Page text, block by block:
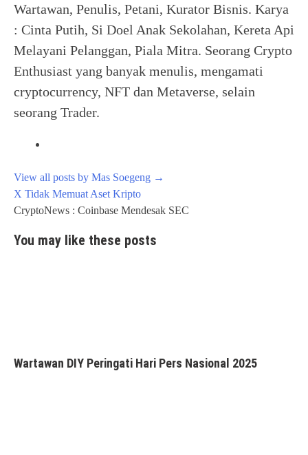
Wartawan, Penulis, Petani, Kurator Bisnis. Karya
: Cinta Putih, Si Doel Anak Sekolahan, Kereta Api
Melayani Pelanggan, Piala Mitra. Seorang Crypto
Enthusiast yang banyak menulis, mengamati
cryptocurrency, NFT dan Metaverse, selain
seorang Trader.
View all posts by Mas Soegeng →
Post
navigation
X Tidak Memuat Aset Kripto
CryptoNews : Coinbase Mendesak SEC
You may like these posts
Wartawan DIY Peringati Hari Pers Nasional 2025